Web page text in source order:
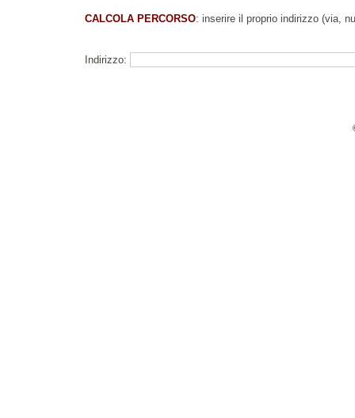
CALCOLA PERCORSO: inserire il proprio indirizzo (via,
Indirizzo: